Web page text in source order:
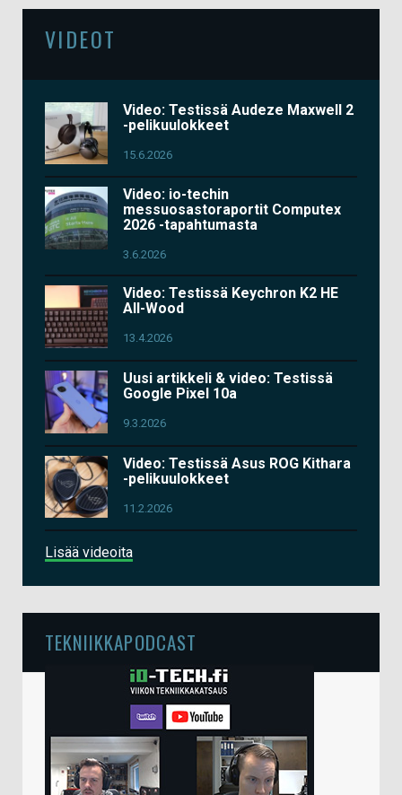
VIDEOT
Video: Testissä Audeze Maxwell 2
-pelikuulokkeet
15.6.2026
Video: io-techin
messuosastoraportit Computex
2026 -tapahtumasta
3.6.2026
Video: Testissä Keychron K2 HE
All-Wood
13.4.2026
Uusi artikkeli & video: Testissä
Google Pixel 10a
9.3.2026
Video: Testissä Asus ROG Kithara
-pelikuulokkeet
11.2.2026
Lisää videoita
TEKNIIKKAPODCAST